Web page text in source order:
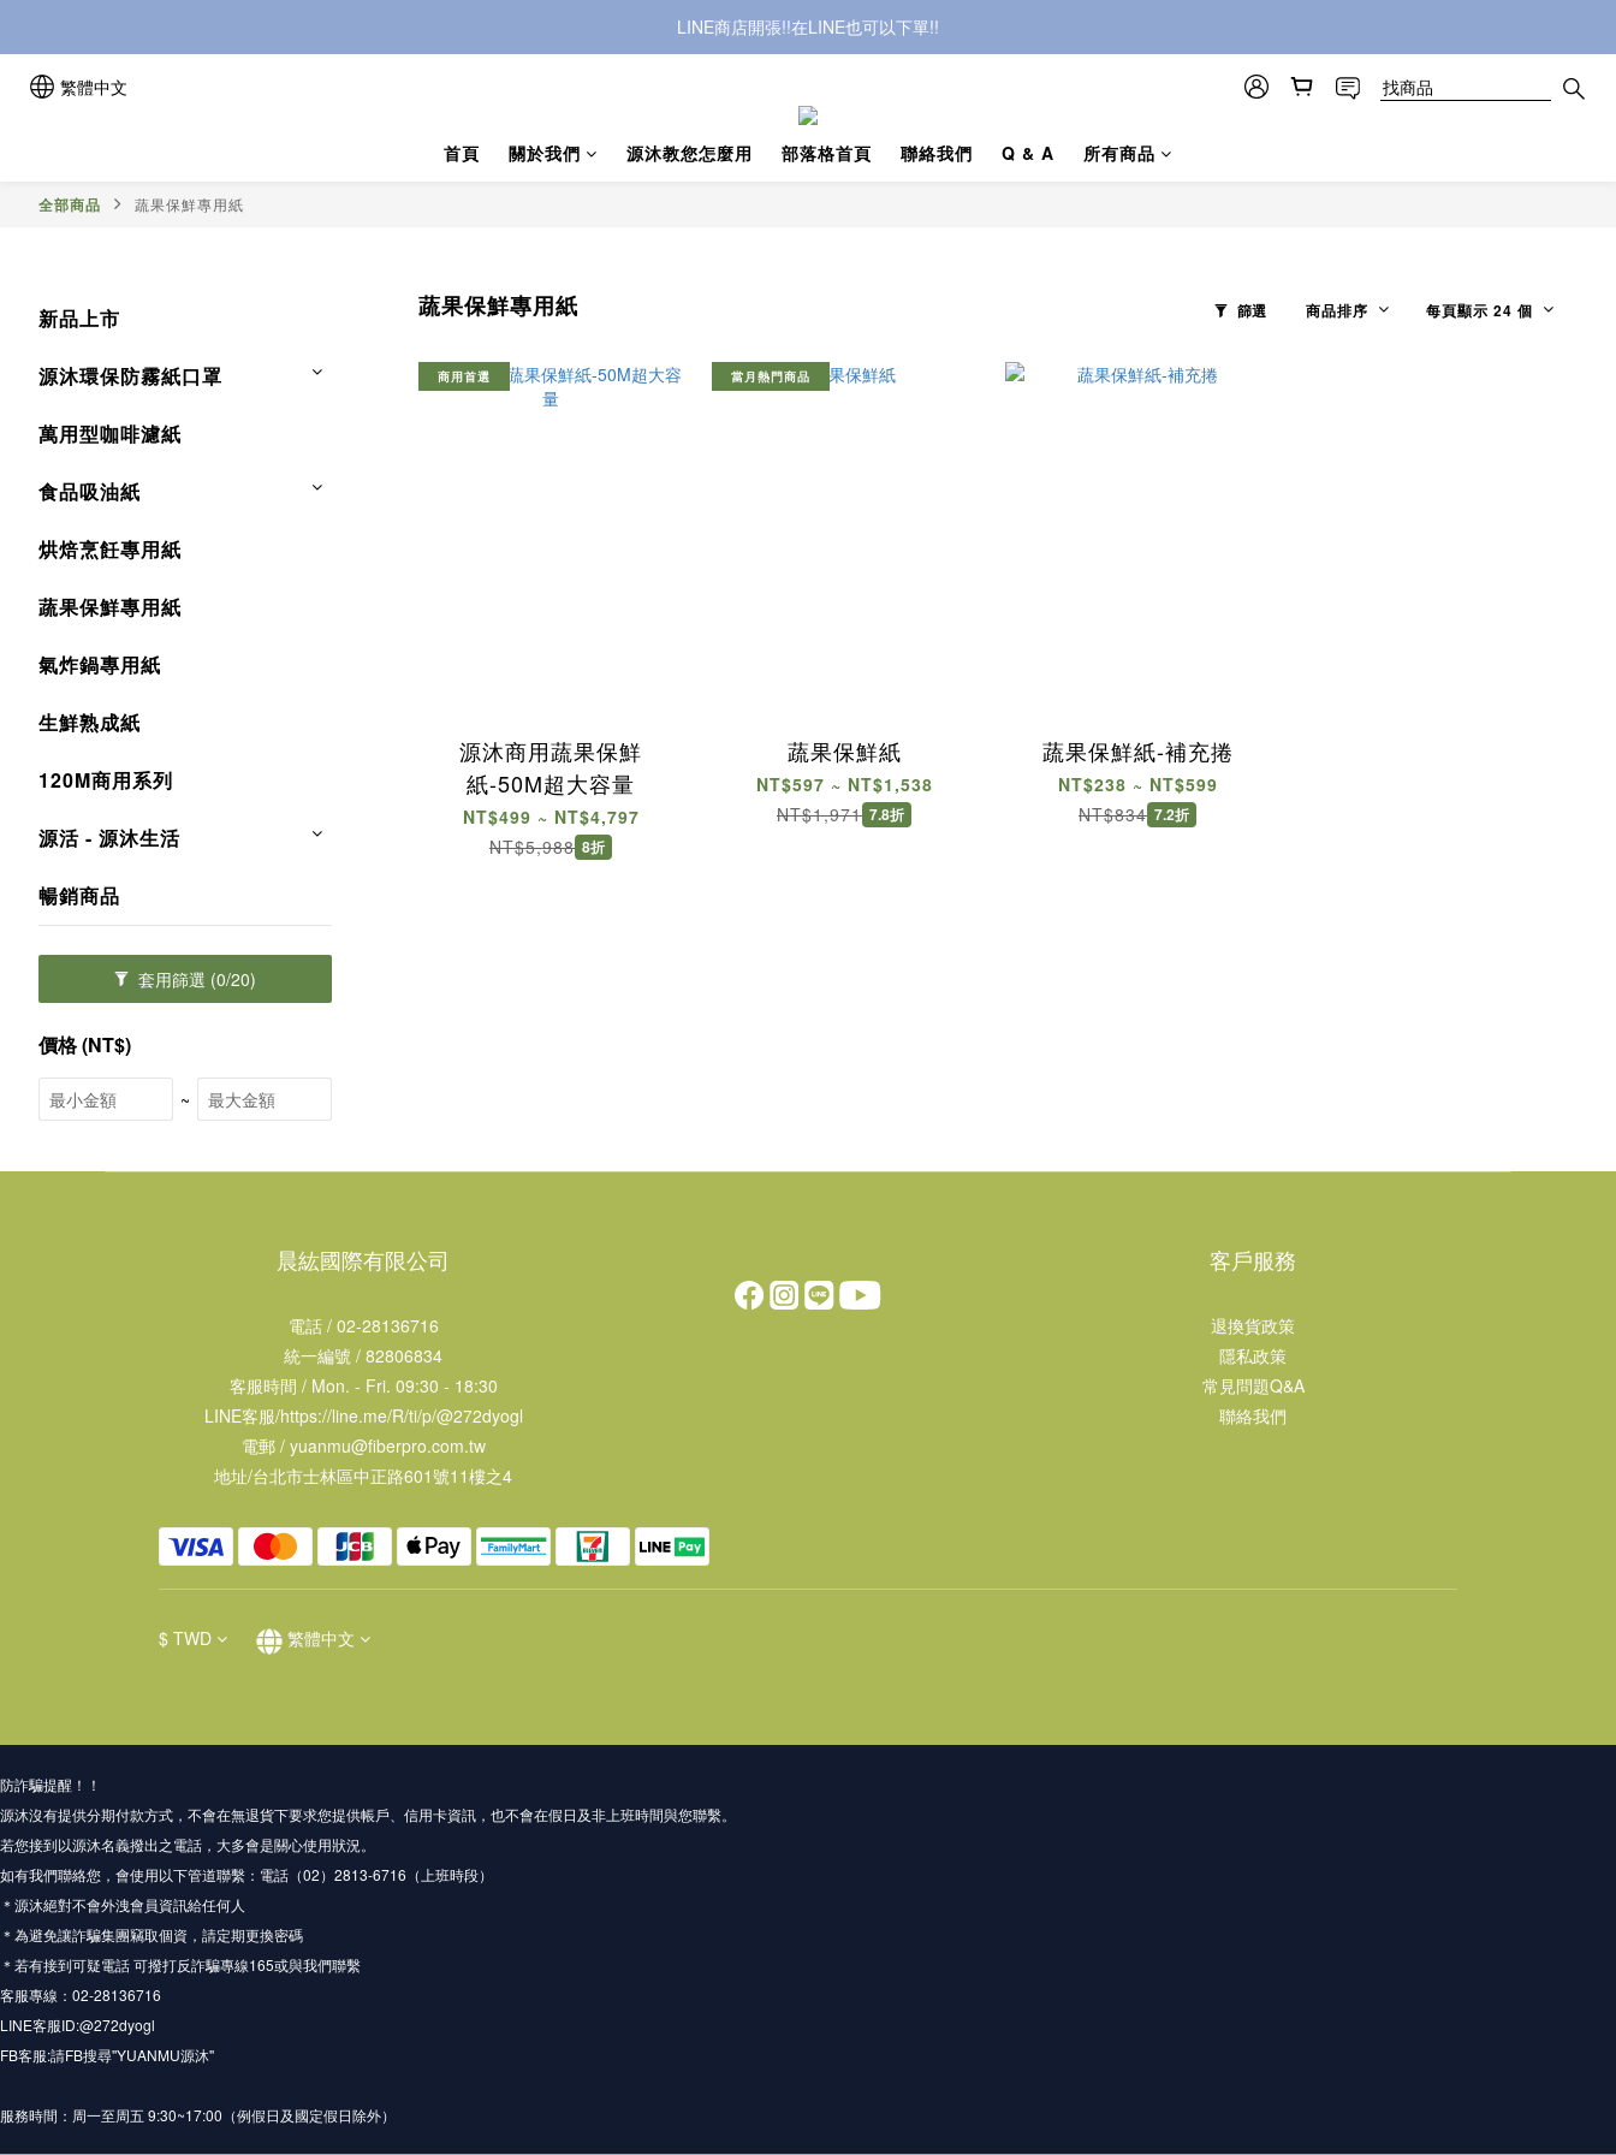
加入官方Line:@272dyogl獲取無門檻免運優惠碼
LINE商店開張!!在LINE也可以下單!!
繁體中文
首頁 關於我們 源沐教您怎麼用 部落格首頁 聯絡我們 Q & A 所有商品
全部商品 蔬果保鮮專用紙
新品上市
源沐環保防霧紙口罩
萬用型咖啡濾紙
食品吸油紙
烘焙烹飪專用紙
蔬果保鮮專用紙
氣炸鍋專用紙
生鮮熟成紙
120M商用系列
源活 - 源沐生活
暢銷商品
套用篩選 (0/20)
價格 (NT$)
~
蔬果保鮮專用紙 篩選 商品排序 每頁顯示 24 個
商用首選
源沐商用蔬果保鮮
紙-50M超大容量
NT$499 ~ NT$4,797
NT$5,988 8折
當月熱門商品
蔬果保鮮紙
NT$597 ~ NT$1,538
NT$1,971 7.8折
蔬果保鮮紙-補充捲
NT$238 ~ NT$599
NT$834 7.2折
晨紘國際有限公司
電話 / 02-28136716
統一編號 / 82806834
客服時間 / Mon. - Fri. 09:30 - 18:30
LINE客服/https://line.me/R/ti/p/@272dyogl
電郵 / yuanmu@fiberpro.com.tw
地址/台北市士林區中正路601號11樓之4
客戶服務
退換貨政策
隱私政策
常見問題Q&A
聯絡我們
$ TWD 繁體中文
防詐騙提醒！！
源沐沒有提供分期付款方式，不會在無退貨下要求您提供帳戶、信用卡資訊，也不會在假日及非上班時間與您聯繫。
若您接到以源沐名義撥出之電話，大多會是關心使用狀況。
如有我們聯絡您，會使用以下管道聯繫：電話（02）2813-6716（上班時段）
＊源沐絕對不會外洩會員資訊給任何人
＊為避免讓詐騙集團竊取個資，請定期更換密碼
＊若有接到可疑電話 可撥打反詐騙專線165或與我們聯繫
客服專線：02-28136716
LINE客服ID:@272dyogl
FB客服:請FB搜尋''YUANMU源沐''
服務時間：周一至周五 9:30~17:00（例假日及國定假日除外）